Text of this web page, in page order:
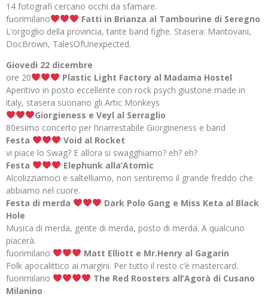
14 fotografi cercano occhi da sfamare.
fuorimilano
Fatti in Brianza al Tambourine di Seregno
L’orgoglio della provincia, tante band fighe. Stasera: Mantovani,
DocBrown, TalesOfUnexpected.
Giovedì 22 dicembre
ore 20
Plastic Light Factory al Madama Hostel
Aperitivo in posto eccellente con rock psych giustone made in
italy, stasera suonano gli Artic Monkeys
Giorgieness e Veyl al Serraglio
80esimo concerto per l’inarrestabile Giorgineness e band
Festa
Void al Rocket
vi piace lo Swag? E allora si swagghiamo? eh? eh?
Festa
Elephunk alla’Atomic
Alcolizziamoci e saltelliamo, non sentiremo il grande freddo che
abbiamo nel cuore.
Festa di merda
Dark Polo Gang e Miss Keta al Black
Hole
Musica di merda, gente di merda, posto di merda. A qualcuno
piacerà.
fuorimilano
Matt Elliott e Mr.Henry al Gagarin
Folk apocalittico ai margini. Per tutto il resto c’è mastercard.
fuorimilano
The Red Roosters all’Agorà di Cusano
Milanino